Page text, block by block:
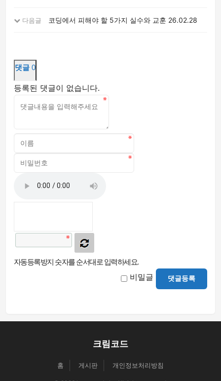
다음글 코딩에서 피해야 할 5가지 실수와 교훈 26.02.28
댓글 0
등록된 댓글이 없습니다.
자동등록방지 숫자를 순서대로 입력하세요.
비밀글 댓글등록
크림코드
홈 게시판 개인정보처리방침